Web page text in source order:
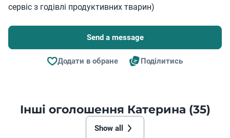
сервіс з годівлі продуктивних тварин)
Send a message
Додати в обране Поділитись
Інші оголошення Катерина (35)
Show all